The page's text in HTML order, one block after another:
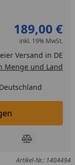
eins erhöhen
189,00 €
inkl. 19% MwSt.
Versand in DE
Menge und Land
legen
Produkt
Artikel-Nr.: 1404494